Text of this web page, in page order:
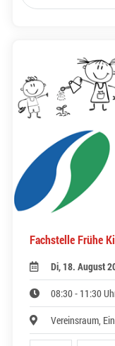
Fachstelle Frühe
Di, 18. August
08:30 - 11:30
Vereinsraum,